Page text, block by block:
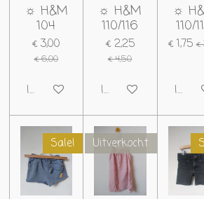
☼ H&M
104
€ 3,00
€ 6,00
In winkelwagen
☼ H&M
110/116
€ 2,25
€ 4,50
In winkelwagen
☼
110/
€ 1,75 €
In
Sale! Uitverkocht